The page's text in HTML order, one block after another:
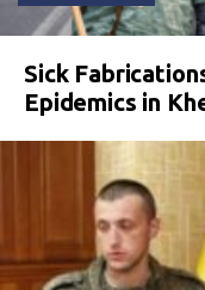
Sick
Epidemics in